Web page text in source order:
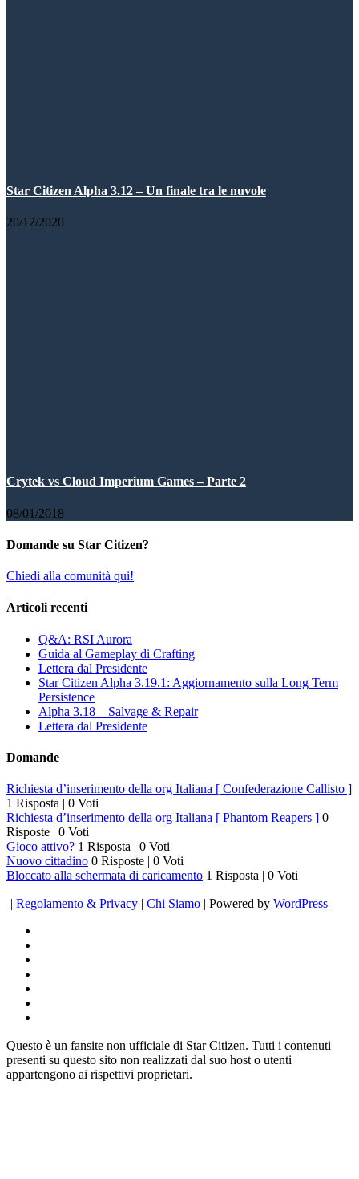
Star Citizen Alpha 3.12 – Un finale tra le nuvole
20/12/2020
Crytek vs Cloud Imperium Games – Parte 2
08/01/2018
Domande su Star Citizen?
Chiedi alla comunità qui!
Articoli recenti
Q&A: RSI Aurora
Guida al Gameplay di Crafting
Lettera dal Presidente
Star Citizen Alpha 3.19.1: Aggiornamento sulla Long Term
Persistence
Alpha 3.18 – Salvage & Repair
Lettera dal Presidente
Domande
Richiesta d’inserimento della org Italiana [ Confederazione Callisto ]
1 Risposta | 0 Voti
Richiesta d’inserimento della org Italiana [ Phantom Reapers ] 0
Risposte | 0 Voti
Gioco attivo? 1 Risposta | 0 Voti
Nuovo cittadino 0 Risposte | 0 Voti
Bloccato alla schermata di caricamento 1 Risposta | 0 Voti
| Regolamento & Privacy | Chi Siamo | Powered by WordPress
Questo è un fansite non ufficiale di Star Citizen. Tutti i contenuti
presenti su questo sito non realizzati dal suo host o utenti
appartengono ai rispettivi proprietari.